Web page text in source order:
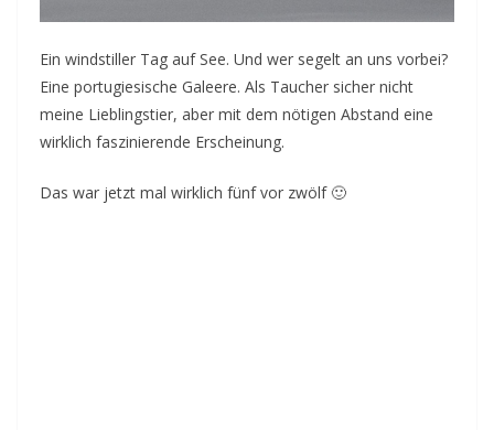
Ein windstiller Tag auf See. Und wer segelt an uns vorbei?
Eine portugiesische Galeere. Als Taucher sicher nicht
meine Lieblingstier, aber mit dem nötigen Abstand eine
wirklich faszinierende Erscheinung.
Das war jetzt mal wirklich fünf vor zwölf 🙂